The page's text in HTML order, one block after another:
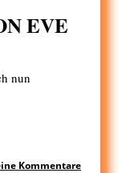
EVE
nun
Kommentare